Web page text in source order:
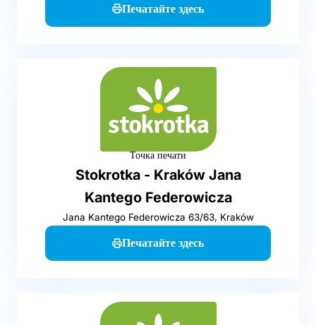
Печатайте здесь
Точка печати
Stokrotka - Kraków Jana
Kantego Federowicza
Jana Kantego Federowicza 63/63, Kraków
Печатайте здесь